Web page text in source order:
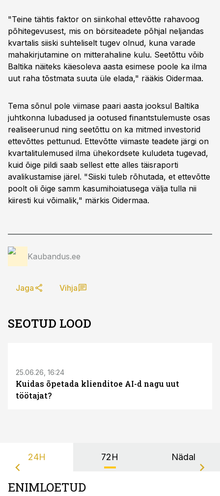
"Teine tähtis faktor on siinkohal ettevõtte rahavoog
põhitegevusest, mis on börsiteadete põhjal neljandas
kvartalis siiski suhteliselt tugev olnud, kuna varade
mahakirjutamine on mitterahaline kulu. Seetõttu võib
Baltika näiteks käesoleva aasta esimese poole ka ilma
uut raha tõstmata suuta üle elada," rääkis Oidermaa.
Tema sõnul pole viimase paari aasta jooksul Baltika
juhtkonna lubadused ja ootused finantstulemuste osas
realiseerunud ning seetõttu on ka mitmed investorid
ettevõttes pettunud. Ettevõtte viimaste teadete järgi on
kvartalitulemused ilma ühekordsete kuludeta tugevad,
kuid õige pildi saab sellest ette alles täisraporti
avalikustamise järel. "Siiski tuleb rõhutada, et ettevõtte
poolt oli õige samm kasumihoiatusega välja tulla nii
kiiresti kui võimalik," märkis Oidermaa.
Kaubandus.ee
Jaga Vihja
SEOTUD LOOD
25.06.26, 16:24
Kuidas õpetada klienditoe AI-d nagu uut
töötajat?
24H 72H Nädal
ENIMLOETUD